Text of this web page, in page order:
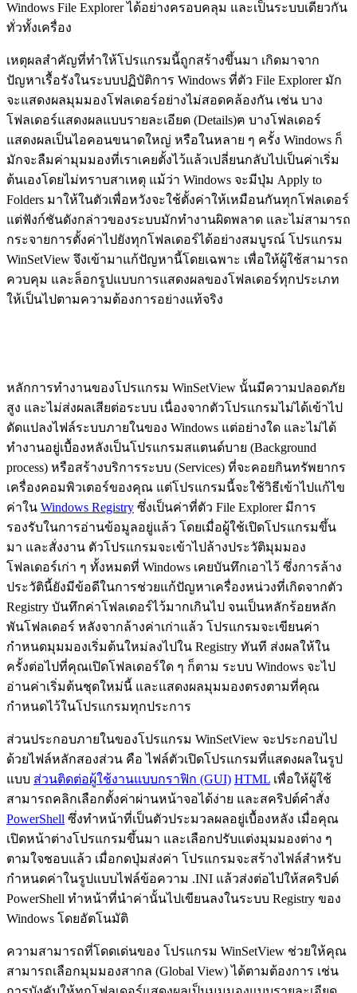
Windows File Explorer ได้อย่างครอบคลุม และเป็นระบบเดียวกัน
ทั่วทั้งเครื่อง
เหตุผลสำคัญที่ทำให้โปรแกรมนี้ถูกสร้างขึ้นมา เกิดมาจาก
ปัญหาเรื้อรังในระบบปฏิบัติการ Windows ที่ตัว File Explorer มัก
จะแสดงผลมุมมองโฟลเดอร์อย่างไม่สอดคล้องกัน เช่น บาง
โฟลเดอร์แสดงผลแบบรายละเอียด (Details)ฅ บางโฟลเดอร์
แสดงผลเป็นไอคอนขนาดใหญ่ หรือในหลาย ๆ ครั้ง Windows ก็
มักจะลืมค่ามุมมองที่เราเคยตั้งไว้แล้วเปลี่ยนกลับไปเป็นค่าเริ่ม
ต้นเองโดยไม่ทราบสาเหตุ แม้ว่า Windows จะมีปุ่ม Apply to
Folders มาให้ในตัวเพื่อหวังจะใช้ตั้งค่าให้เหมือนกันทุกโฟลเดอร์
แต่ฟังก์ชันดังกล่าวของระบบมักทำงานผิดพลาด และไม่สามารถ
กระจายการตั้งค่าไปยังทุกโฟลเดอร์ได้อย่างสมบูรณ์ โปรแกรม
WinSetView จึงเข้ามาแก้ปัญหานี้โดยเฉพาะ เพื่อให้ผู้ใช้สามารถ
ควบคุม และล็อกรูปแบบการแสดงผลของโฟลเดอร์ทุกประเภท
ให้เป็นไปตามความต้องการอย่างแท้จริง
หลักการทำงานของโปรแกรม WinSetView นั้นมีความปลอดภัย
สูง และไม่ส่งผลเสียต่อระบบ เนื่องจากตัวโปรแกรมไม่ได้เข้าไป
ดัดแปลงไฟล์ระบบภายในของ Windows แต่อย่างใด และไม่ได้
ทำงานอยู่เบื้องหลังเป็นโปรแกรมสแตนด์บาย (Background
process) หรือสร้างบริการระบบ (Services) ที่จะคอยกินทรัพยากร
เครื่องคอมพิวเตอร์ของคุณ แต่โปรแกรมนี้จะใช้วิธีเข้าไปแก้ไข
ค่าใน Windows Registry ซึ่งเป็นค่าที่ตัว File Explorer มีการ
รองรับในการอ่านข้อมูลอยู่แล้ว โดยเมื่อผู้ใช้เปิดโปรแกรมขึ้น
มา และสั่งงาน ตัวโปรแกรมจะเข้าไปล้างประวัติมุมมอง
โฟลเดอร์เก่า ๆ ทั้งหมดที่ Windows เคยบันทึกเอาไว้ ซึ่งการล้าง
ประวัตินี้ยังมีข้อดีในการช่วยแก้ปัญหาเครื่องหน่วงที่เกิดจากตัว
Registry บันทึกค่าโฟลเดอร์ไว้มากเกินไป จนเป็นหลักร้อยหลัก
พันโฟลเดอร์ หลังจากล้างค่าเก่าแล้ว โปรแกรมจะเขียนค่า
กำหนดมุมมองเริ่มต้นใหม่ลงไปใน Registry ทันที ส่งผลให้ใน
ครั้งต่อไปที่คุณเปิดโฟลเดอร์ใด ๆ ก็ตาม ระบบ Windows จะไป
อ่านค่าเริ่มต้นชุดใหม่นี้ และแสดงผลมุมมองตรงตามที่คุณ
กำหนดไว้ในโปรแกรมทุกประการ
ส่วนประกอบภายในของโปรแกรม WinSetView จะประกอบไป
ด้วยไฟล์หลักสองส่วน คือ ไฟล์ตัวเปิดโปรแกรมที่แสดงผลในรูป
แบบ ส่วนติดต่อผู้ใช้งานแบบกราฟิก (GUI) HTML เพื่อให้ผู้ใช้
สามารถคลิกเลือกตั้งค่าผ่านหน้าจอได้ง่าย และสคริปต์คำสั่ง
PowerShell ซึ่งทำหน้าที่เป็นตัวประมวลผลอยู่เบื้องหลัง เมื่อคุณ
เปิดหน้าต่างโปรแกรมขึ้นมา และเลือกปรับแต่งมุมมองต่าง ๆ
ตามใจชอบแล้ว เมื่อกดปุ่มส่งค่า โปรแกรมจะสร้างไฟล์สำหรับ
กำหนดค่าในรูปแบบไฟล์ข้อความ .INI แล้วส่งต่อไปให้สคริปต์
PowerShell ทำหน้าที่นำค่านั้นไปเขียนลงในระบบ Registry ของ
Windows โดยอัตโนมัติ
ความสามารถที่โดดเด่นของ โปรแกรม WinSetView ช่วยให้คุณ
สามารถเลือกมุมมองสากล (Global View) ได้ตามต้องการ เช่น